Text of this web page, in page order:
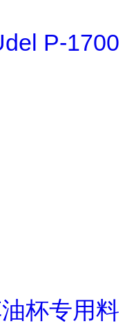
P-1700
杯专用料